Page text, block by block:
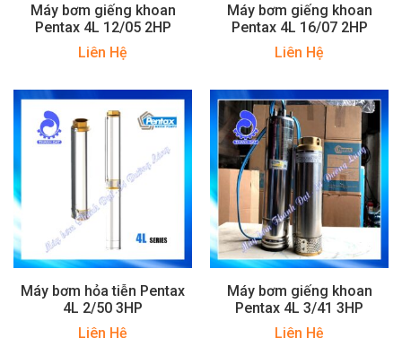
Máy bơm giếng khoan
Pentax 4L 12/05 2HP
Liên Hệ
Máy bơm giếng khoan
Pentax 4L 16/07 2HP
Liên Hệ
Máy bơm hỏa tiễn Pentax
4L 2/50 3HP
Liên Hệ
Máy bơm giếng khoan
Pentax 4L 3/41 3HP
Liên Hệ